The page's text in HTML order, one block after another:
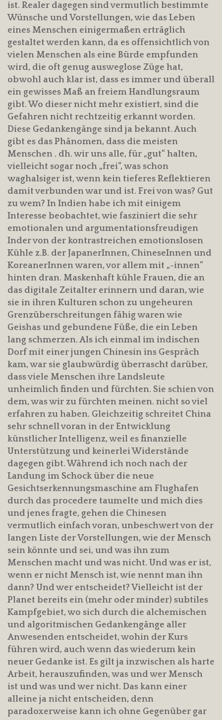
ist. Realer dagegen sind vermutlich bestimmte
Wünsche und Vorstellungen, wie das Leben
eines Menschen einigermaßen erträglich
gestaltet werden kann, da es offensichtlich von
vielen Menschen als eine Bürde empfunden
wird, die oft genug ausweglose Züge hat,
obwohl auch klar ist, dass es immer und überall
ein gewisses Maß an freiem Handlungsraum
gibt. Wo dieser nicht mehr existiert, sind die
Gefahren nicht rechtzeitig erkannt worden.
Diese Gedankengänge sind ja bekannt. Auch
gibt es das Phänomen, dass die meisten
Menschen . dh. wir uns alle, für „gut“ halten,
vielleicht sogar noch „frei“, was schon
waghalsiger ist, wenn kein tieferes Reflektieren
damit verbunden war und ist. Frei von was? Gut
zu wem? In Indien habe ich mit einigem
Interesse beobachtet, wie fasziniert die sehr
emotionalen und argumentationsfreudigen
Inder von der kontrastreichen emotionslosen
Kühle z.B. der JapanerInnen, ChineseInnen und
KoreanerInnen waren, vor allem mit „-innen“
hinten dran. Maskenhaft kühle Frauen, die an
das digitale Zeitalter erinnern und daran, wie
sie in ihren Kulturen schon zu ungeheuren
Grenzüberschreitungen fähig waren wie
Geishas und gebundene Füße, die ein Leben
lang schmerzen. Als ich einmal im indischen
Dorf mit einer jungen Chinesin ins Gespräch
kam, war sie glaubwürdig überrascht darüber,
dass viele Menschen ihre Landsleute
unheimlich finden und fürchten. Sie schien von
dem, was wir zu fürchten meinen. nicht so viel
erfahren zu haben. Gleichzeitig schreitet China
sehr schnell voran in der Entwicklung
künstlicher Intelligenz, weil es finanzielle
Unterstützung und keinerlei Widerstände
dagegen gibt. Während ich noch nach der
Landung im Schock über die neue
Gesichtserkennungsmaschine am Flughafen
durch das procedere taumelte und mich dies
und jenes fragte, gehen die Chinesen
vermutlich einfach voran, unbeschwert von der
langen Liste der Vorstellungen, wie der Mensch
sein könnte und sei, und was ihn zum
Menschen macht und was nicht. Und was er ist,
wenn er nicht Mensch ist, wie nennt man ihn
dann? Und wer entscheidet? Vielleicht ist der
Planet bereits ein (mehr oder minder) subtiles
Kampfgebiet, wo sich durch die alchemischen
und algoritmischen Gedankengänge aller
Anwesenden entscheidet, wohin der Kurs
führen wird, auch wenn das wiederum kein
neuer Gedanke ist. Es gilt ja inzwischen als harte
Arbeit, herauszufinden, was und wer Mensch
ist und was und wer nicht. Das kann einer
alleine ja nicht entscheiden, denn
paradoxerweise kann ich ohne Gegenüber gar